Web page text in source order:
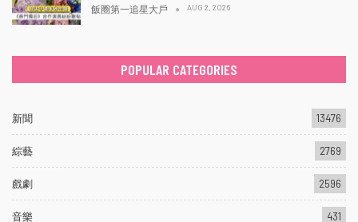
飯圈第一追星大戶 AUG 2, 2026
POPULAR CATEGORIES
新聞 13476
綜藝 2769
戲劇 2596
音樂 431